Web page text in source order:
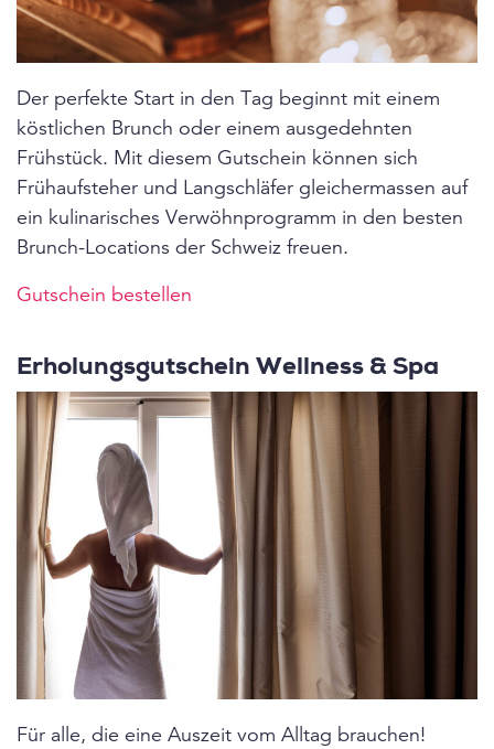
Der perfekte Start in den Tag beginnt mit einem
köstlichen Brunch oder einem ausgedehnten
Frühstück. Mit diesem Gutschein können sich
Frühaufsteher und Langschläfer gleichermassen auf
ein kulinarisches Verwöhnprogramm in den besten
Brunch-Locations der Schweiz freuen.
Gutschein bestellen
Erholungsgutschein Wellness & Spa
Für alle, die eine Auszeit vom Alltag brauchen!